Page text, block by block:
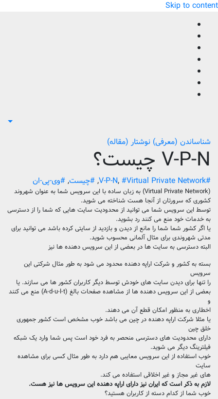
Skip to content
شناساندن (معرفی) نوشتار (مقاله)
V-P-N چیست؟
#V-P-N
,#Virtual Private Network
,#چیست,#وی-پی-ان
(Virtual Private Network) به زبان ساده با این سرویس شما به عنوان شهروند
کشوری که سرورتان از آنجا هست شناخته می شوید.
توسط این سرویس شما می توانید از محدودیت سایت هایی که شما را از دسترسی
به خدمات خود منع می کنند رد بشوید.
یا اگر کشور شما شما را مانع از دیدن و بازدید از سایتی کرده باشد می توانید برای
مدتی شهروندی برای مثال آلمانی محسوب شوید.
البته دسترسی به سایت ها در بعضی از این سرویس دهنده ها نیز
بسته به کشور و شرکت اراپه دهنده محدود می شود به طور مثال شرکتی این
سرویس
را تنها برای دیدن سایت های خودش توسط دیگر کاربران کشور ها می سازند. یا
بعضی از این سرویس دهنده ها از مشاهده صفحات بالغ (A-d-u-l-t) منع می کنند
و
اخطاری به منظور امکان قطع آن می دهند.
یا مثلا شرکت اراپه دهنده در چین می باشد خوب مشخص است کشور جمهوری
خلق چین
دارای محدودیت های دسترسی منحصر به فرد خود است پس شما وارد یک شبکه
فیلترینگ دیگر می شوید.
خوب استفاده از این سرویس معایبی هم دارد به طور مثال کسی برای مشاهده
سایت
های غیر مجاز و غیر اخلاقی استفاده می کند.
لازم به ذکر است که ایران نیز دارای اراپه دهنده این سرویس ها نیز هست.
خوب شما از کدام دسته از کاربران هستید؟